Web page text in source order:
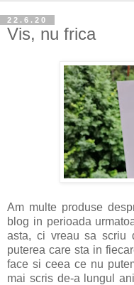
22.6.20
Vis, nu frica
Am multe produse
blog in perioada
asta, ci vreau sa scriu
puterea care sta in
face si ceea ce nu
mai scris de-a lungul